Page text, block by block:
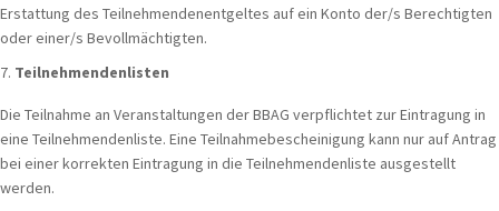
Erstattung des Teilnehmendenentgeltes auf ein Konto der/s Berechtigten
oder einer/s Bevollmächtigten.
Teilnehmendenlisten
Die Teilnahme an Veranstaltungen der BBAG verpflichtet zur Eintragung in
eine Teilnehmendenliste. Eine Teilnahmebescheinigung kann nur auf Antrag
bei einer korrekten Eintragung in die Teilnehmendenliste ausgestellt
werden.